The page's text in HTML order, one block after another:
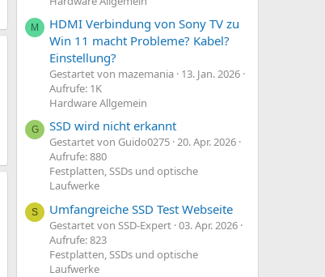
M
HDMI Verbindung von Sony TV zu
Win 11 macht Probleme? Kabel?
Einstellung?
Gestartet von mazemania 13. Jan. 2026
Aufrufe: 1K
Hardware Allgemein
G SSD wird nicht erkannt
Gestartet von Guido0275 20. Apr. 2026
Aufrufe: 880
Festplatten, SSDs und optische
Laufwerke
S Umfangreiche SSD Test Webseite
Gestartet von SSD-Expert 03. Apr. 2026
Aufrufe: 823
Festplatten, SSDs und optische
Laufwerke